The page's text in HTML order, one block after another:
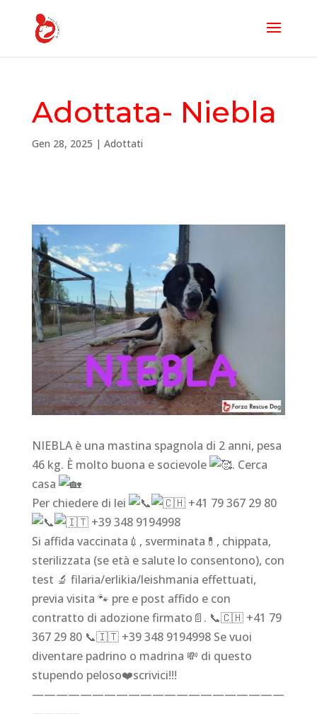
Adottata- Niebla
Gen 28, 2025 | Adottati
NIEBLA è una mastina spagnola di 2 anni, pesa
46 kg. È molto buona e socievole
. Cerca
casa
Per chiedere di lei
+41 79 367 29 80
+39 348 9194998
Si affida vaccinata💉, sverminata💊, chippata,
sterilizzata (se età e salute lo consentono), con
test 🔬 filaria/erlikia/leishmania effettuati,
previa visita 🐾 pre e post affido e con
contratto di adozione firmato📄. 📞🇨🇭 +41 79
367 29 80 📞🇮🇹 +39 348 9194998 Se vuoi
diventare padrino o madrina 💸 di questo
stupendo peloso❤️scrivici!!!
—————————————————————